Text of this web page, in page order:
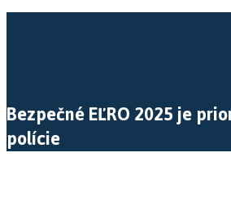
Bezpečné EĽRO 2025 je
polície